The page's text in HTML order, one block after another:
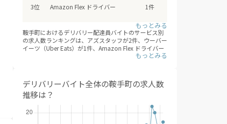
Amazon Flex ドライバー
1件
鞍手町におけるデリバリー配達員バイトのサービス別
の求人数ランキングは、アズスタッフが2件、ウーバー
イーツ（Uber Eats）が1件、Amazon Flex ドライバー
です。時期やエリアごとに、一番稼げるサービスを選
んで、登録することが大事です。
※デリバリーバイトNAVI調べ
2026年08月
デリバリーバイト全体の鞍手町の求人数
推移は？